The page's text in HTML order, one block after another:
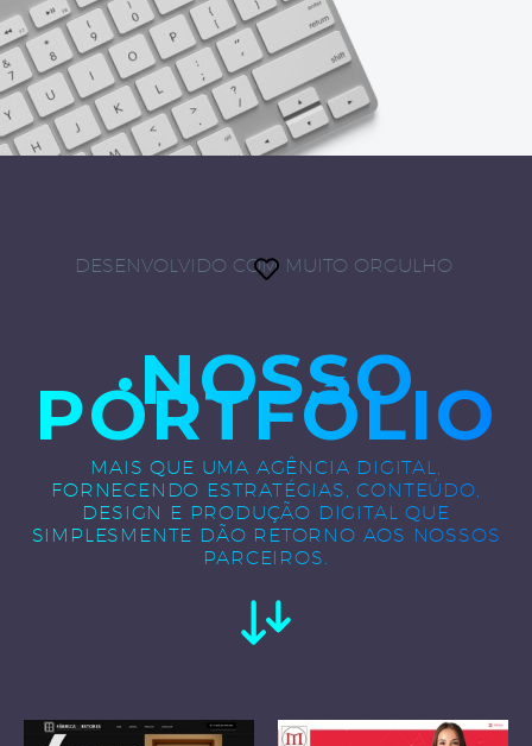
DESENVOLVIDO COM MUITO ORGULHO
·NOSSO
PORTFÓLIO
MAIS QUE UMA AGÊNCIA DIGITAL,
FORNECENDO ESTRATÉGIAS, CONTEÚDO,
DESIGN E PRODUÇÃO DIGITAL QUE
SIMPLESMENTE DÃO RETORNO AOS NOSSOS
PARCEIROS.